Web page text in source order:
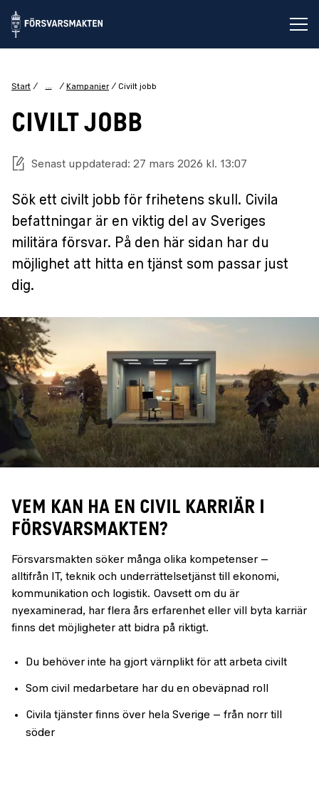
Start ... Kampanjer Civilt jobb
CIVILT JOBB
Senast uppdaterad: 27 mars 2026 kl. 13:07
Sök ett civilt jobb för frihetens skull. Civila
befattningar är en viktig del av Sveriges
militära försvar. På den här sidan har du
möjlighet att hitta en tjänst som passar just
dig.
VEM KAN HA EN CIVIL KARRIÄR I
FÖRSVARSMAKTEN?
Försvarsmakten söker många olika kompetenser –
alltifrån IT, teknik och underrättelsetjänst till ekonomi,
kommunikation och logistik. Oavsett om du är
nyexaminerad, har flera års erfarenhet eller vill byta karriär
finns det möjligheter att bidra på riktigt.
Du behöver inte ha gjort värnplikt för att arbeta civilt
Som civil medarbetare har du en obeväpnad roll
Civila tjänster finns över hela Sverige – från norr till
söder